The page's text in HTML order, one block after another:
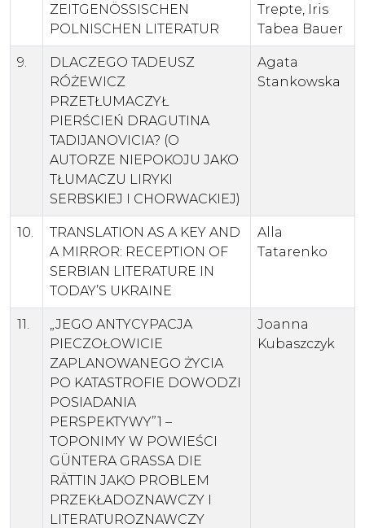
ZEITGENÖSSISCHEN
POLNISCHEN LITERATUR
Trepte, Iris
Tabea Bauer
9.
DLACZEGO TADEUSZ
RÓŻEWICZ
PRZETŁUMACZYŁ
PIERŚCIEŃ DRAGUTINA
TADIJANOVICIA? (O
AUTORZE NIEPOKOJU JAKO
TŁUMACZU LIRYKI
SERBSKIEJ I CHORWACKIEJ)
Agata
Stankowska
10.
TRANSLATION AS A KEY AND
A MIRROR: RECEPTION OF
SERBIAN LITERATURE IN
TODAY’S UKRAINE
Alla
Tatarenko
11.
„JEGO ANTYCYPACJA
PIECZOŁOWICIE
ZAPLANOWANEGO ŻYCIA
PO KATASTROFIE DOWODZI
POSIADANIA
PERSPEKTYWY”1 –
TOPONIMY W POWIEŚCI
GÜNTERA GRASSA DIE
RÄTTIN JAKO PROBLEM
PRZEKŁADOZNAWCZY I
LITERATUROZNAWCZY
Joanna
Kubaszczyk